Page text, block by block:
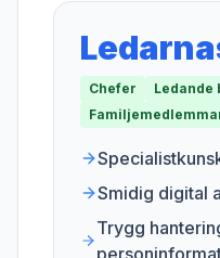
Chefer
Ledande
Smidig digital
Trygg